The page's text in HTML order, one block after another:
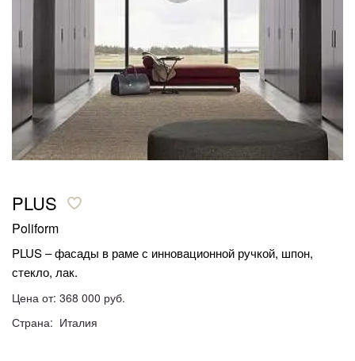
PLUS
Poliform
PLUS – фасады в раме с инновационной ручкой, шпон,
стекло, лак.
Цена от: 368 000 руб.
Страна: Италия